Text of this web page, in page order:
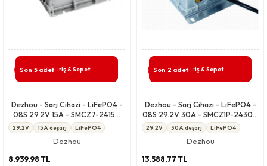
Son 5 adetGiriş & Sepet
Dezhou - Sarj Cihazi - LiFePO4 -
08S 29.2V 15A - SMCZ7-2415A
CCCV IP67
29.2V 15A deşarj LiFePO4
Dezhou
8.939,98 TL
Son 2 adetGiriş & Sepet
Dezhou - Sarj Cihazi - LiFePO4 -
08S 29.2V 30A - SMCZ1P-2430A
CCCV IP67
29.2V 30A deşarj LiFePO4
Dezhou
13.588,77 TL